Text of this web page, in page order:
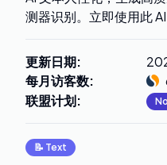
测器识别。立即使用此
更新日期:
每月访客数:
联盟计划: No
📝 Text